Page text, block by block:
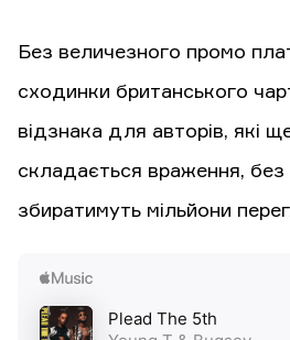
Без величезного промо
сходинки британського
відзнака для авторів, які
складається враження,
збиратимуть мільйони